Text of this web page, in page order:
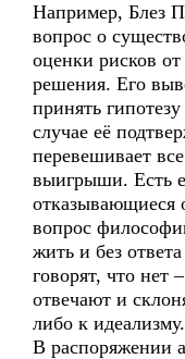
Например, Блез
вопрос о
оценки рисков
решения. Его
принять
случае её
перевешивает
выигрыши. Есть
отказывающиеся
вопрос
жить и без
говорят, что нет
отвечают и
либо к идеализму.
В распоряжении